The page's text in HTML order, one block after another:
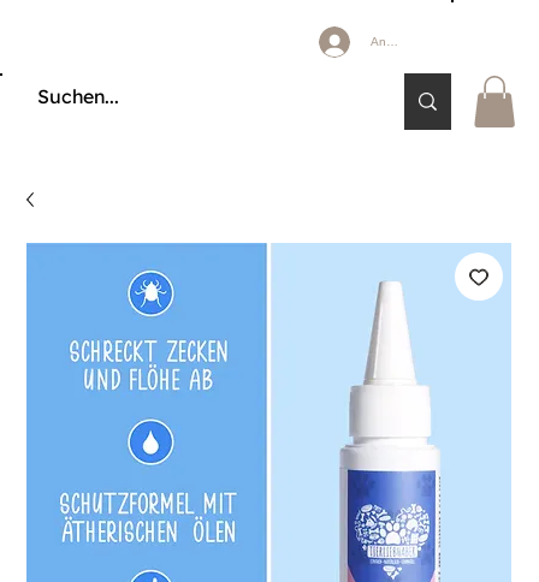
Anmelden